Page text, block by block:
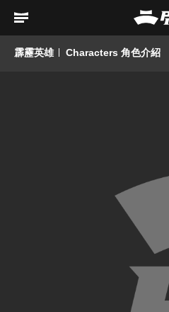
霹靂英雄 Characters 角色介紹